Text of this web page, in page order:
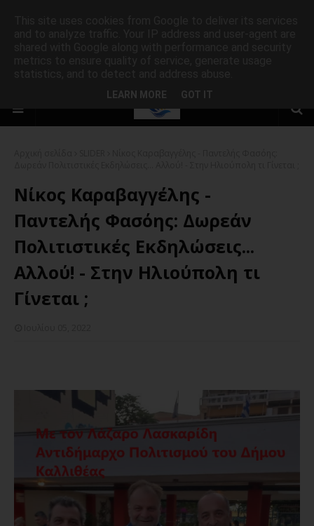
Νίκος Καραβαγγέλης -
Παντελής Φασόης: Δωρεάν
Πολιτιστικές Εκδηλώσεις...
Αλλού! - Στην Ηλιούπολη τι
Γίνεται ;
LEARN MORE GOT IT